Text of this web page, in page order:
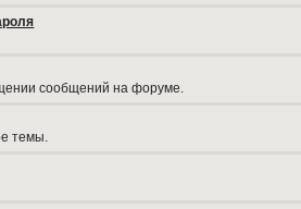
сообщений на форуме.
темы.